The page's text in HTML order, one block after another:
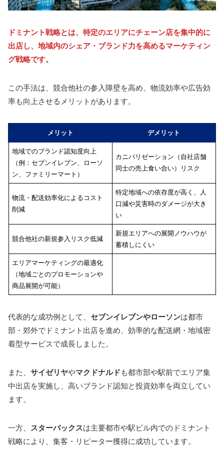
ドミナント戦略とは、特定のエリアにチェーン店を集中的に
出店し、地域内のシェア・ブランド力を高めるマーケティン
グ戦略です。
この手法は、競合他社の参入障壁を高め、物流効率や広告効
率も向上させるメリットがあります。
メリット デメリット
地域でのブランド認知度向上
（例：セブンイレブン、ローソ
ン、ファミリーマート）
カニバリゼーション（自社店舗
同士の売上食い合い）リスク
物流・配送効率化によるコスト
削減
特定地域への依存度が高く、人
口減や災害時のダメージが大き
い
競合他社の新規参入リスク低減
新規エリアへの展開ノウハウが
蓄積しにくい
エリアマーケティングの最適化
（地域ごとのプロモーションや
商品展開が可能）
代表的な成功例として、 セブンイレブンやローソンは都市
部・郊外でドミナント出店を進め、効率的な配送網・地域密
着型サービスで成長しました。
また、 サイゼリヤやマクドナルド も都市部や駅前でエリア集
中出店を実施し、高いブランド認知と投資効率を両立してい
ます。
一方、 スターバックスは主要都市や駅ビル内でのドミナント
戦略により、集客・リピーター獲得に成功しています。